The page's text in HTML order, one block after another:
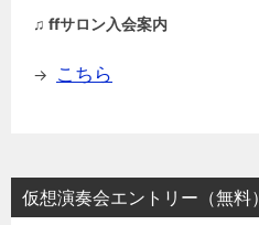
♫ ffサロン入会案内
→ こちら
仮想演奏会エントリー（無料）